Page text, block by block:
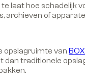
laat hoe schadelijk
archieven of
opslagruimte van
traditionele